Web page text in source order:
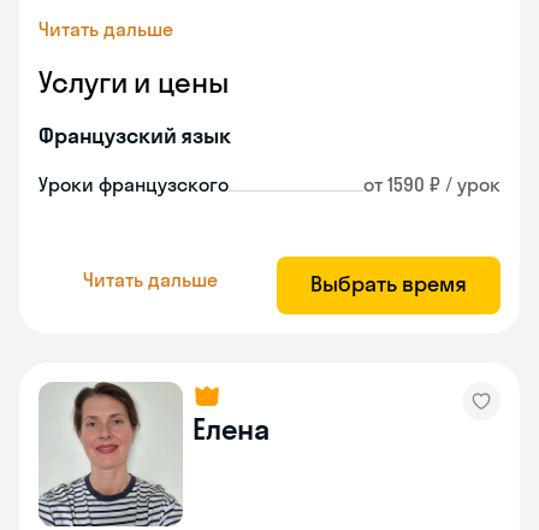
Читать дальше
Услуги и цены
Французский язык
Уроки французского от 1590 ₽ / урок
Читать дальше Выбрать время
Елена